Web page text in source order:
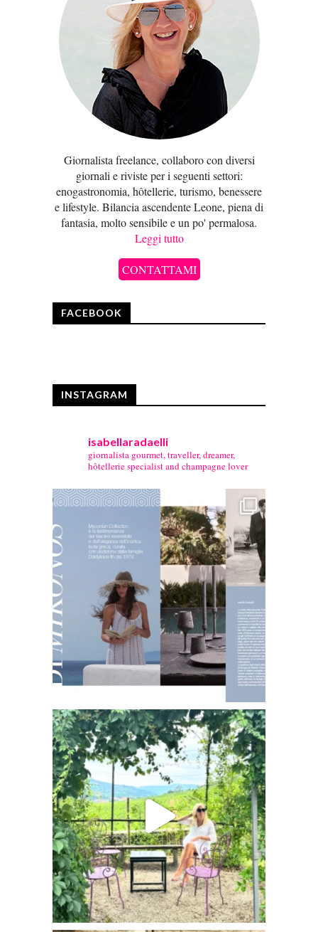
Giornalista freelance, collaboro con diversi
giornali e riviste per i seguenti settori:
enogastronomia, hôtellerie, turismo, benessere
e lifestyle. Bilancia ascendente Leone, piena di
fantasia, molto sensibile e un po' permalosa.
Leggi tutto
CONTATTAMI
FACEBOOK
INSTAGRAM
isabellaradaelli
giornalista gourmet, traveller, dreamer,
hôtellerie specialist and champagne lover